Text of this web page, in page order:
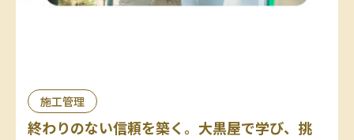
施工管理
終わりのない信頼を築く。大黒屋で学び、挑